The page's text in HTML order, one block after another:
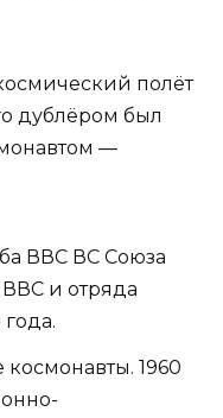
полёт
дублёром был
—
ВВС ВС Союза
и отряда
года.
1960